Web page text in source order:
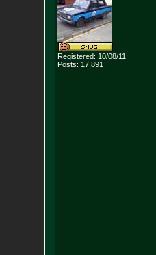
Registered: 10/08/11
Posts: 17,891